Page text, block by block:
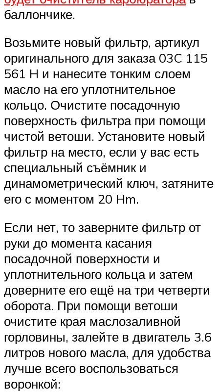
баллончике.
Возьмите новый фильтр, артикул
оригинального для заказа 03C 115
561 H и нанесите тонким слоем
масло на его уплотнительное
кольцо. Очистите посадочную
поверхность фильтра при помощи
чистой ветоши. Установите новый
фильтр на место, если у вас есть
специальный съёмник и
динамометрический ключ, затяните
его с моментом 20 Hm.
Если нет, то заверните фильтр от
руки до момента касания
посадочной поверхности и
уплотнительного кольца и затем
доверните его ещё на три четверти
оборота. При помощи ветоши
очистите края маслозаливной
горловины, залейте в двигатель 3.6
литров нового масла, для удобства
лучше всего воспользоваться
воронкой: